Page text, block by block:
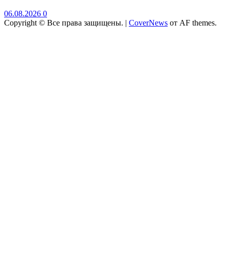
06.08.2026 0
Copyright © Все права защищены. | CoverNews от AF themes.